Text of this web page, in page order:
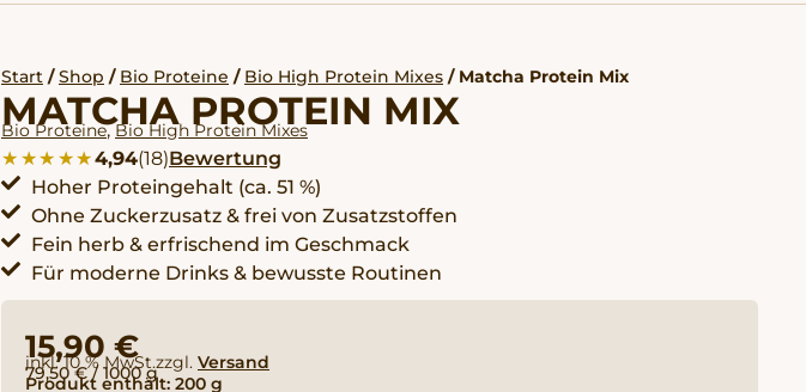
Start /Shop / Bio Proteine / Bio High Protein Mixes / Matcha Protein Mix
MATCHA PROTEIN MIX
Bio Proteine,Bio High Protein Mixes
★★★★★
★★★★★ 4,94(18)Bewertung
Hoher Proteingehalt (ca. 51 %)
Ohne Zuckerzusatz & frei von Zusatzstoffen
Fein herb & erfrischend im Geschmack
Für moderne Drinks & bewusste Routinen
15,90 €
inkl. 10 % MwSt. zzgl. Versand
79,50€/1000 g
Produkt enthält: 200 g